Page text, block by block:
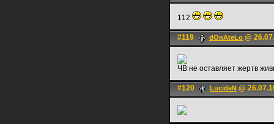
112
#119 dOnAteLo @
ЧВ не оставляет жертв
#120 LucideN @